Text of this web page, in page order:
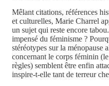
Mêlant citations, références
et culturelles, Marie Charrel
un sujet qui reste encore
impensé du féminisme ?
stéréotypes sur la ménopause
concernant le corps féminin
règles) semblent être enfin
inspire-t-elle tant de terreur